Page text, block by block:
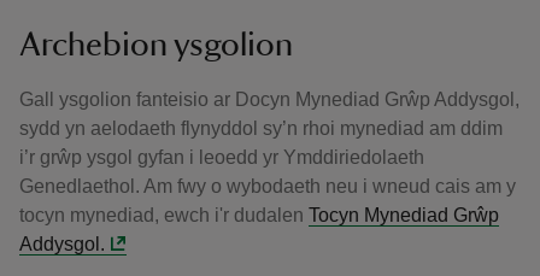
Archebion ysgolion
Gall ysgolion fanteisio ar Docyn Mynediad Grŵp Addysgol,
sydd yn aelodaeth flynyddol sy’n rhoi mynediad am ddim
i’r grŵp ysgol gyfan i leoedd yr Ymddiriedolaeth
Genedlaethol. Am fwy o wybodaeth neu i wneud cais am y
tocyn mynediad, ewch i'r dudalen Tocyn Mynediad Grŵp
Addysgol.